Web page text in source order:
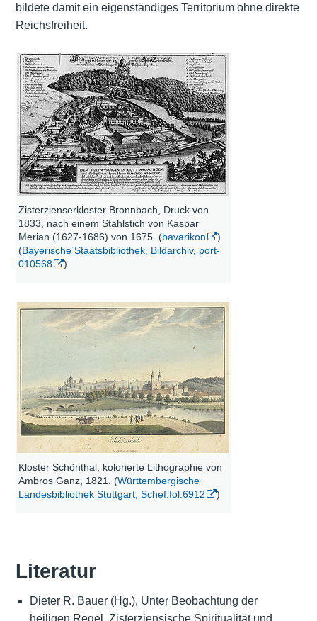
bildete damit ein eigenständiges Territorium ohne direkte
Reichsfreiheit.
Zisterzienserkloster Bronnbach, Druck von
1833, nach einem Stahlstich von Kaspar
Merian (1627-1686) von 1675. (bavarikon
)
(Bayerische Staatsbibliothek, Bildarchiv, port-
010568
)
Kloster Schönthal, kolorierte Lithographie von
Ambros Ganz, 1821. (Württembergische
Landesbibliothek Stuttgart, Schef.fol.6912
)
Literatur
Dieter R. Bauer (Hg.), Unter Beobachtung der